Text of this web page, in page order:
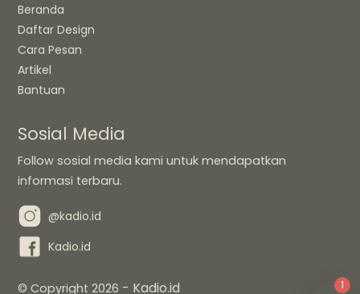
Beranda
Daftar Design
Cara Pesan
Artikel
Bantuan
Sosial Media
Follow sosial media kami untuk mendapatkan
informasi terbaru.
@kadio.id
Kadio.id
© Copyright 2026 - Kadio.id